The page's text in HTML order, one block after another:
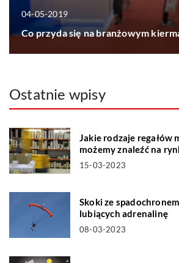
04-05-2019
Co przyda się na branżowym
Ostatnie wpisy
Jakie rodzaje regałów
możemy znaleźć na
15-03-2023
Skoki ze
lubiących adrenalinę
08-03-2023